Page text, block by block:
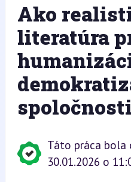
Ako
literatúra
spoločnosti
Táto práca bola
30.01.2026 o